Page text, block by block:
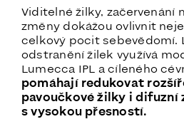
Viditelné žilky, začervenání
změny dokážou ovlivnit
celkový pocit sebevědomí.
odstranění žilek využívá
Lumecca IPL a cíleného
pomáhají redukovat
pavoučkové žilky i difuzní
s vysokou přesností.